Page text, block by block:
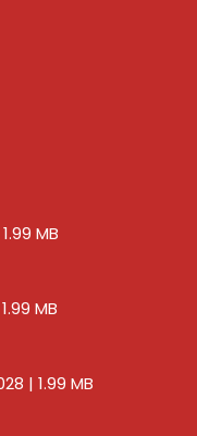
MB
MB
| 1.99 MB